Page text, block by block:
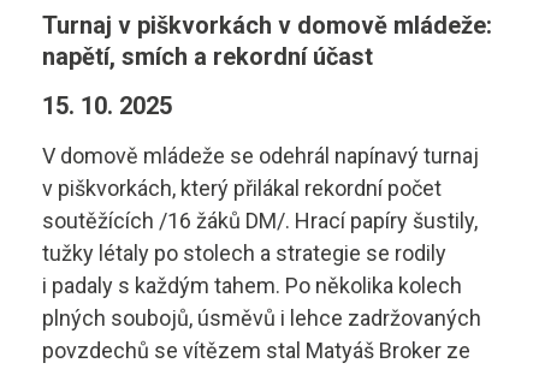
Diagnostik motorových vozidel
Automechanik
Řezník - uzenář
Kuchař - číšník
Cukrář
Technické obory ›
Ubytování ›
Základní informace
Školící středisko
Rady a informace
Studijní materiály
Kontakty
vyhledávání
Bakaláři
Turnaj v piškvorkách v domově mládeže:
napětí, smích a rekordní účast
15. 10. 2025
V domově mládeže se odehrál napínavý turnaj
v piškvorkách, který přilákal rekordní počet
soutěžících /16 žáků DM/. Hrací papíry šustily,
tužky létaly po stolech a strategie se rodily
i padaly s každým tahem. Po několika kolech
plných soubojů, úsměvů i lehce zadržovaných
povzdechů se vítězem stal Matyáš Broker ze